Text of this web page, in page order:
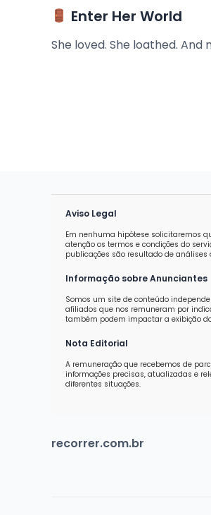
Enter Her World
She loved. She loathed. And
Aviso Legal
Em nenhuma hipótese solicitaremos
atenção os termos e condições do
publicações são resultado de
Informação sobre Anunciantes
Somos um site de conteúdo
afiliados que nos remuneram por
também podem impactar a exibição
Nota Editorial
A remuneração que recebemos de
informações precisas, atualizadas e
diferentes situações.
recorrer.com.br